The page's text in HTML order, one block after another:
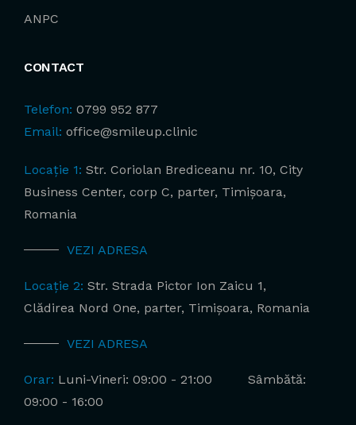
ANPC
CONTACT
Telefon: 0799 952 877
Email: office@smileup.clinic
Locație 1: Str. Coriolan Brediceanu nr. 10, City
Business Center, corp C, parter, Timișoara,
Romania
VEZI ADRESA
Locație 2: Str. Strada Pictor Ion Zaicu 1,
Clădirea Nord One, parter, Timișoara, Romania
VEZI ADRESA
Orar: Luni-Vineri: 09:00 - 21:00
Sâmbătă:
09:00 - 16:00